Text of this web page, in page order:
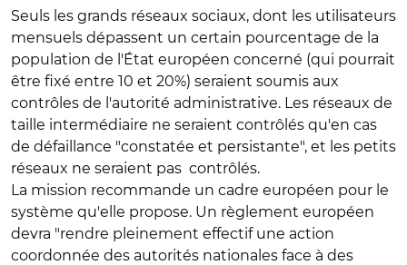
Seuls les grands réseaux sociaux, dont les utilisateurs
mensuels dépassent un certain pourcentage de la
population de l'État européen concerné (qui pourrait
être fixé entre 10 et 20%) seraient soumis aux
contrôles de l'autorité administrative. Les réseaux de
taille intermédiaire ne seraient contrôlés qu'en cas
de défaillance "constatée et persistante", et les petits
réseaux ne seraient pas contrôlés.
La mission recommande un cadre européen pour le
système qu'elle propose. Un règlement européen
devra "rendre pleinement effectif une action
coordonnée des autorités nationales face à des